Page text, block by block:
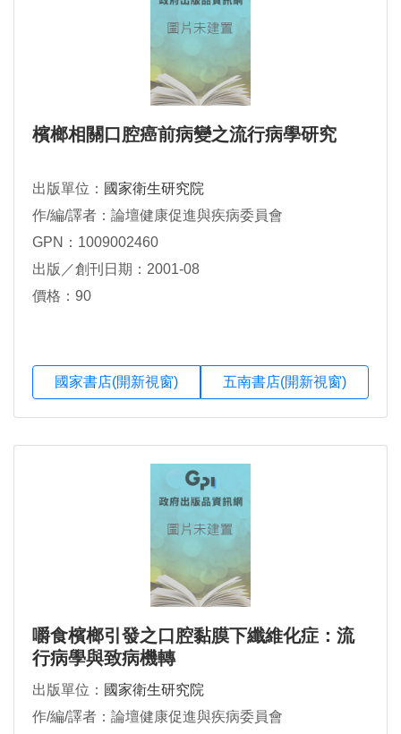
檳榔相關口腔癌前病變之流行病學研究
出版單位： 國家衛生研究院
作/編/譯者：論壇健康促進與疾病委員會
GPN：1009002460
出版／創刊日期：2001-08
價格：90
國家書店(開新視窗) 五南書店(開新視窗)
嚼食檳榔引發之口腔黏膜下纖維化症：流
行病學與致病機轉
出版單位： 國家衛生研究院
作/編/譯者：論壇健康促進與疾病委員會